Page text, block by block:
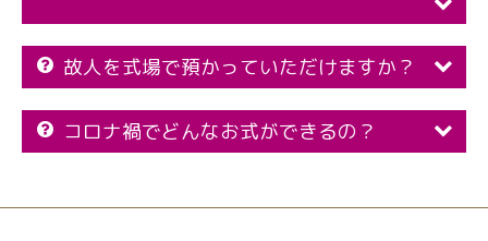
故人を式場で預かっていただけますか？
コロナ禍でどんなお式ができるの？